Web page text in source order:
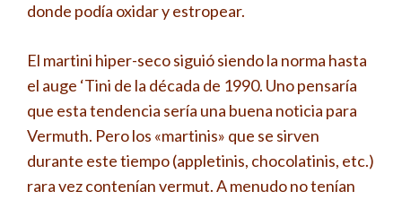
donde podía oxidar y estropear.
El martini hiper-seco siguió siendo la norma hasta
el auge ‘Tini de la década de 1990. Uno pensaría
que esta tendencia sería una buena noticia para
Vermuth. Pero los «martinis» que se sirven
durante este tiempo (appletinis, chocolatinis, etc.)
rara vez contenían vermut. A menudo no tenían